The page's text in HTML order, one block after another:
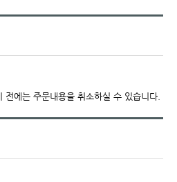
전에는 주문내용을 취소하실 수 있습니다.